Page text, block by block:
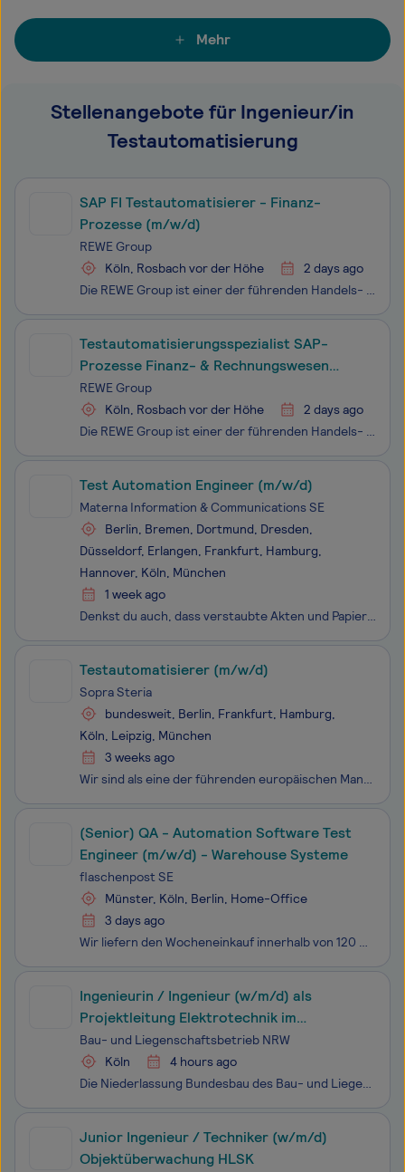
Mehr
Stellenangebote für Ingenieur/in
Testautomatisierung
SAP FI Testautomatisierer - Finanz-
Prozesse (m/w/d)
REWE Group
Köln, Rosbach vor der Höhe
2 days ago
Die REWE Group ist einer der führenden Handels- und Touristikkonzerne in Europa. Seit ihrer Gründung im Jahr 1927 steht die genossenschaftliche Unternehmensgruppe mit Sitz in Köln für Verlässlichkeit und für ein nachhaltiges sowie langfristiges Wachstum. Über 384.000 Beschäftigte bilden eine starke
Testautomatisierungsspezialist SAP-
Prozesse Finanz- & Rechnungswesen
(m/w/d)
REWE Group
Köln, Rosbach vor der Höhe
2 days ago
Die REWE Group ist einer der führenden Handels- und Touristikkonzerne in Europa. Seit ihrer Gründung im Jahr 1927 steht die genossenschaftliche Unternehmensgruppe mit Sitz in Köln für Verlässlichkeit und für ein nachhaltiges sowie langfristiges Wachstum. Über 384.000 Beschäftigte bilden eine starke
Test Automation Engineer (m/w/d)
Materna Information & Communications SE
Berlin, Bremen, Dortmund, Dresden,
Düsseldorf, Erlangen, Frankfurt, Hamburg,
Hannover, Köln, München
1 week ago
Denkst du auch, dass verstaubte Akten und Papierberge endlich der Vergangenheit angehören sollten? Dein Anspruch ist es, unseren Kunden Software in höchster Qualität zur Verfügung zu stellen? Dann unterstütze mit uns Landes- und Bundesbehörden, Kommunen sowie öffentlich-rechtliche Organisationen auf
Testautomatisierer (m/w/d)
Sopra Steria
bundesweit, Berlin, Frankfurt, Hamburg,
Köln, Leipzig, München
3 weeks ago
Wir sind als eine der führenden europäischen Management- und Technologieberatungen ein echter Tech-Player. Wir sehen uns als Vordenker*innen, handeln und denken strategisch, entwickeln mit unseren Kunden maßgeschneiderte Lösungen, sowie präzise Prozesse und implementieren innovative Technologien. We
(Senior) QA - Automation Software Test
Engineer (m/w/d) - Warehouse Systeme
flaschenpost SE
Münster, Köln, Berlin, Home-Office
3 days ago
Wir liefern den Wocheneinkauf innerhalb von 120 Minuten zu unseren Kund:innen. Gemeinsam mit über 20.000 Kolleg:innen schaffen wir es, eine komplette Branche neu zu erfinden. Seit unserer Gründung im Jahr 2016 sind wir mittlerweile als Sofortlieferdienst für Getränke und Lebensmittel in nahezu allen
Ingenieurin / Ingenieur (w/m/d) als
Projekt­leitung Elektrotechnik im
Bundesbau
Bau- und Liegenschaftsbetrieb NRW
Köln
4 hours ago
Die Niederlassung Bundesbau des Bau- und Liegenschafts­betriebes des Landes Nordrhein‑Westfalen (BLB NRW) sucht für den Standort Köln zum nächst­möglichen Zeitpunkt eine/einen Ingenieurin / Ingenieur (w/m/d) als Projekt­leitung Elektrotechnik im Bundesbau Der Bau- und Lie
Junior Ingenieur / Techniker (w/m/d)
Objektüberwachung HLSK